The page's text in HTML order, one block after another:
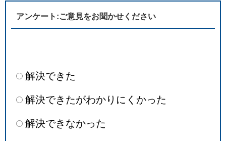
アンケート:ご意見をお聞かせください
解決できた
解決できたがわかりにくかった
解決できなかった